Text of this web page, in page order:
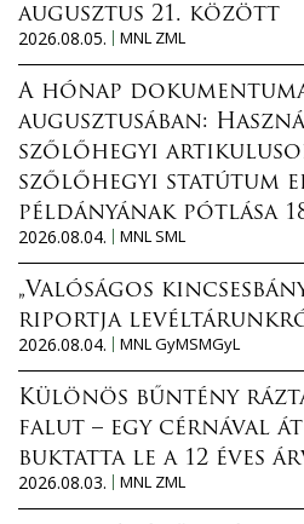
augusztus 21. között
2026.08.05.
MNL ZML
A hónap dokumentuma
augusztusában:
szőlőhegyi
szőlőhegyi statútum
példányának pótlása
2026.08.04.
MNL SML
„Valóságos
riportja
2026.08.04.
MNL GyMSMGyL
Különös bűntény
falut – egy cérnával
buktatta le a 12 éves
2026.08.03.
MNL ZML